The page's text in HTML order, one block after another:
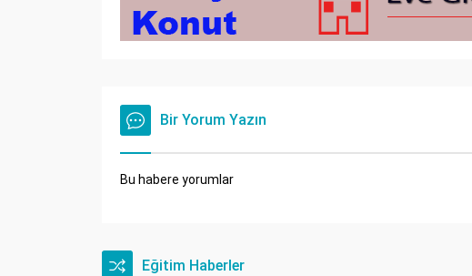
Bir Yorum Yazın
Bu habere yorumlar
Eğitim Haberler